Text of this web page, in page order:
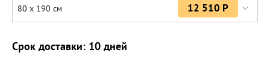
80 х 190 см 12 510 Р
Срок доставки: 10 дней